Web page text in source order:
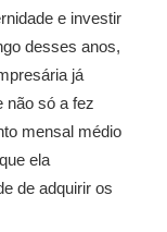
e investir
desses anos,
já
não só a fez
mensal médio
ela
de adquirir os